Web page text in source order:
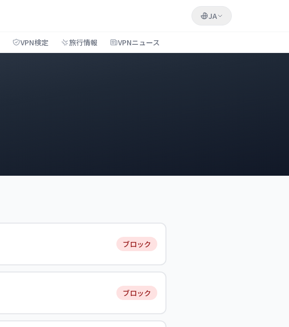
JA
VPN検定 旅行情報 VPNニュース
ブロック
ブロック